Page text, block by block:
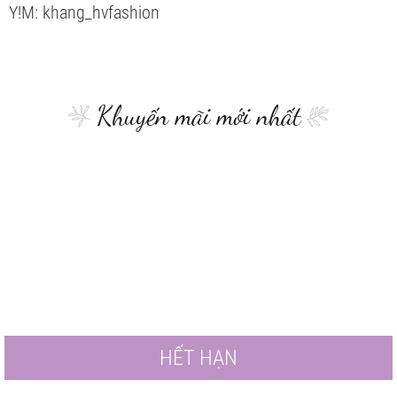
Y!M: khang_hvfashion
Khuyến mãi mới nhất
HẾT HẠN